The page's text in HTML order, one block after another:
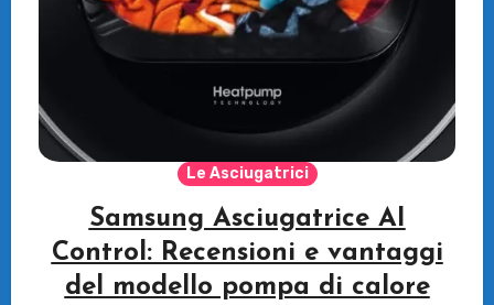
Le Asciugatrici
Samsung Asciugatrice AI
Control: Recensioni e vantaggi
del modello pompa di calore